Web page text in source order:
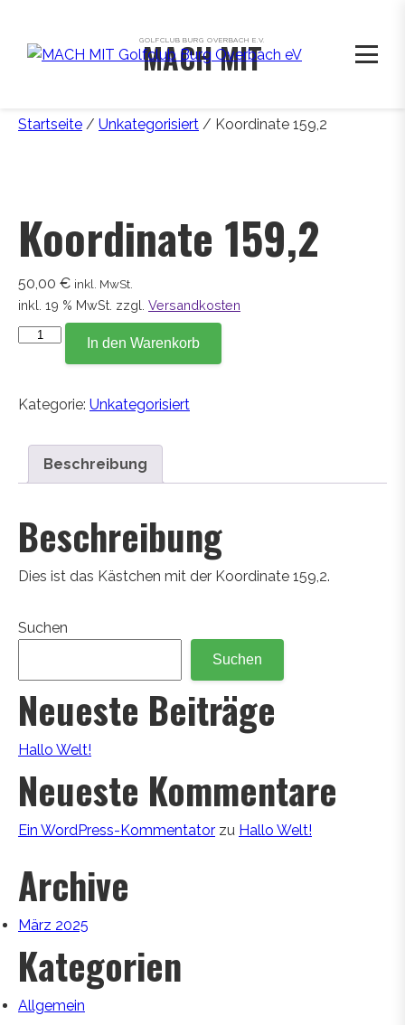
GOLFCLUB BURG OVERBACH E.V.
MACH MIT
Startseite / Unkategorisiert / Koordinate 159,2
Koordinate 159,2
50,00 € inkl. MwSt.
inkl. 19 % MwSt. zzgl. Versandkosten
Koordinate
In den Warenkorb
Kategorie: Unkategorisiert
Beschreibung
Beschreibung
Dies ist das Kästchen mit der Koordinate 159,2.
Suchen
Suchen
Neueste Beiträge
Hallo Welt!
Neueste Kommentare
Ein WordPress-Kommentator zu Hallo Welt!
Archive
März 2025
Kategorien
Allgemein